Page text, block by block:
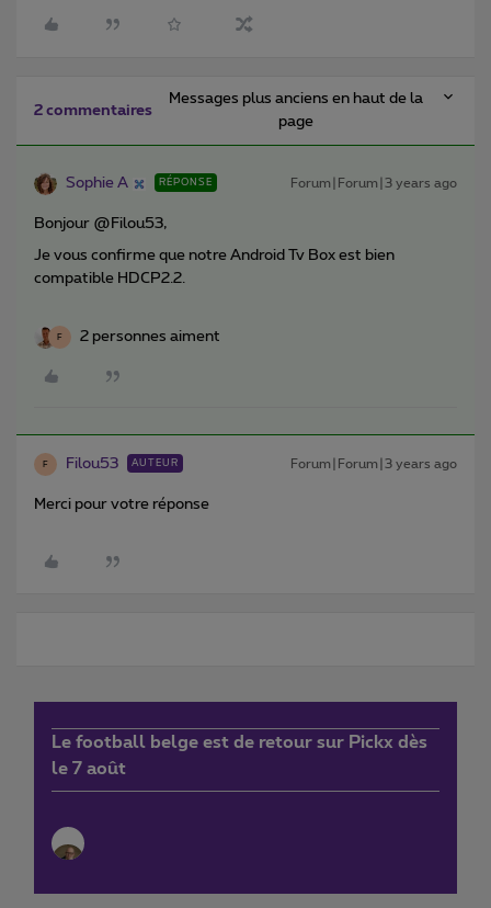
2 commentaires
Messages plus anciens en haut de la
page
Sophie A RÉPONSE Forum|Forum|3 years ago
Bonjour @Filou53,
Je vous confirme que notre Android Tv Box est bien
compatible HDCP2.2.
F 2 personnes aiment
F Filou53 AUTEUR Forum|Forum|3 years ago
Merci pour votre réponse
Le football belge est de retour sur Pickx dès
le 7 août